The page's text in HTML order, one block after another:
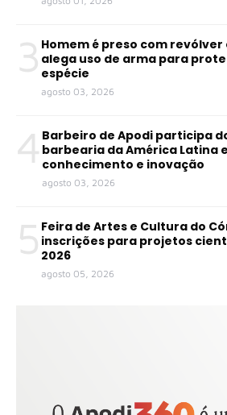
3 Homem é preso com revólver
alega uso de arma para
espécie
agosto 03, 2026
4 Barbeiro de Apodi participa
barbearia da América Latina
conhecimento e inovação
agosto 03, 2026
5 Feira de Artes e Cultura do
inscrições para projetos
2026
agosto 05, 2026